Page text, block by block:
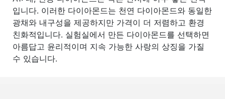
입니다. 이러한 다이아몬드는 천연 다이아몬드와 동일한
광채와 내구성을 제공하지만 가격이 더 저렴하고 환경
친화적입니다. 실험실에서 만든 다이아몬드를 선택하면
아름답고 윤리적이며 지속 가능한 사랑의 상징을 가질
수 있습니다.